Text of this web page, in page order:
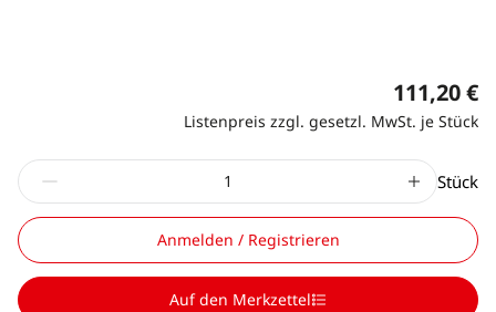
111,20 €
Listenpreis zzgl. gesetzl. MwSt. je Stück
Stück
Anmelden / Registrieren
Auf den Merkzettel